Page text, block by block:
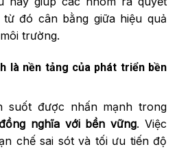
đó cân bằng giữa hiệu quả
trường.
là nền tảng của phát triển bền
suốt được nhấn mạnh trong
nghĩa với bền vững. Việc
chế sai sót và tối ưu tiến độ